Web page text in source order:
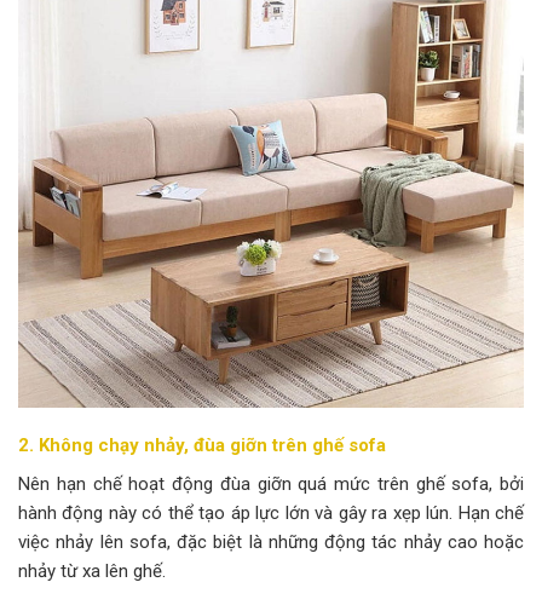
2. Không chạy nhảy, đùa giỡn trên ghế sofa
Nên hạn chế hoạt động đùa giỡn quá mức trên ghế sofa, bởi
hành động này có thể tạo áp lực lớn và gây ra xẹp lún. Hạn chế
việc nhảy lên sofa, đặc biệt là những động tác nhảy cao hoặc
nhảy từ xa lên ghế.